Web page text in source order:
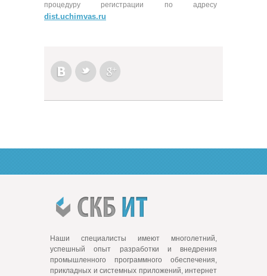
процедуру регистрации по адресу
dist.uchimvas.ru
Наши специалисты имеют многолетний,
успешный опыт разработки и внедрения
промышленного программного обеспечения,
прикладных и системных приложений, интернет